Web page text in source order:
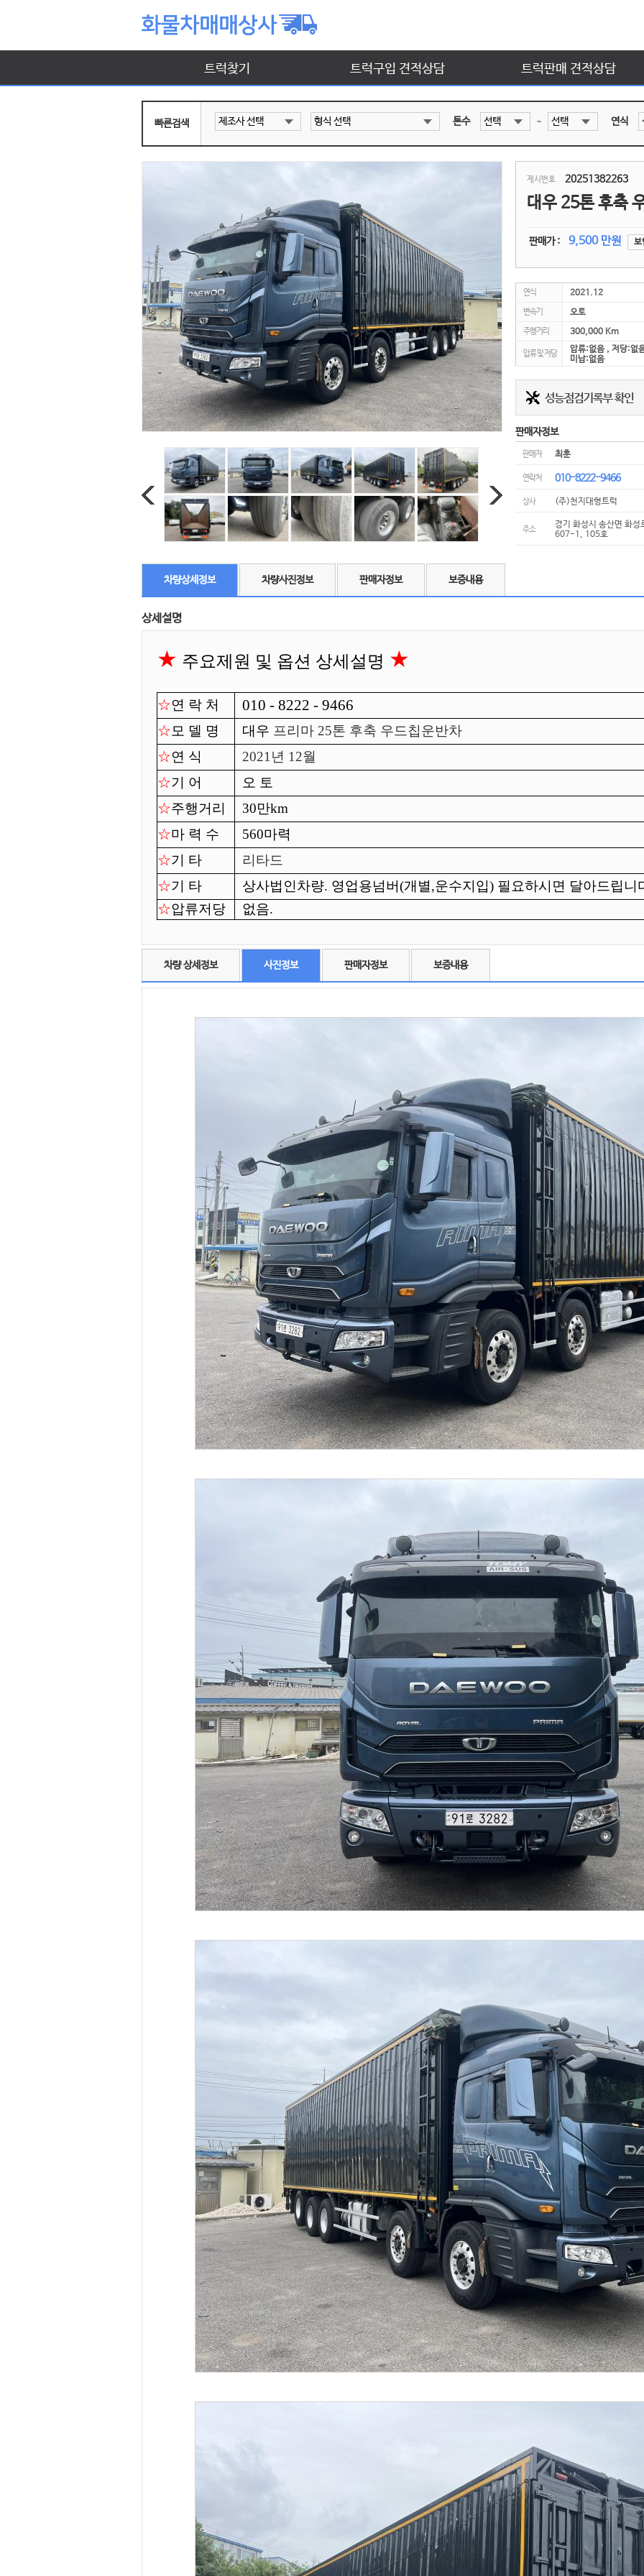
트럭찾기 트럭구입 견적상담 트럭판매 견적상담
빠른검색 톤수 ~ 연식
제시번호 20251382263
대우 25톤 후축
판매가 : 9,500 만원 보
연식 2021.12
변속기 오토
주행거리 300,000 Km
압류 및 저당
압류:없음 , 저당:없
미납:없음
판매자정보
판매자 최훈
연락처 010-8222-9466
상사 (주)천지대형트럭
주소
경기 화성시 송산면 화
607-1, 105호
차량상세정보 차량사진정보 판매자정보 보증내용
상세설명
★ 주요제원 및 옵션 상세설명 ★
☆연 락 처 010 - 8222 - 9466
☆모 델 명 대우 프리마 25톤 후축 우드칩운반차
☆연 식
2021년 12월
☆기 어
오 토
☆주행거리
30만km
☆마 력 수
560마력
☆기 타
리타드
☆기 타
상사법인차량. 영업용넘버(개별,운수지입) 필요하시면 달아드립니
☆압류저당 없음.
차량 상세정보 사진정보 판매자정보 보증내용